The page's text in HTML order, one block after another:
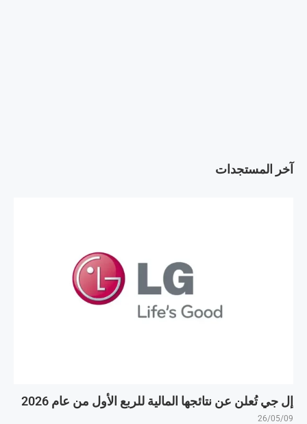
آخر المستجدات
إل جي تُعلن عن نتائجها المالية للربع الأول من عام 2026
26/05/09